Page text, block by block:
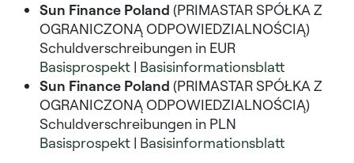
Sun Finance Poland (PRIMASTAR SPÓŁKA Z
OGRANICZONĄ ODPOWIEDZIALNOŚCIĄ)
Schuldverschreibungen in EUR
Basisprospekt | Basisinformationsblatt
Sun Finance Poland (PRIMASTAR SPÓŁKA Z
OGRANICZONĄ ODPOWIEDZIALNOŚCIĄ)
Schuldverschreibungen in PLN
Basisprospekt | Basisinformationsblatt